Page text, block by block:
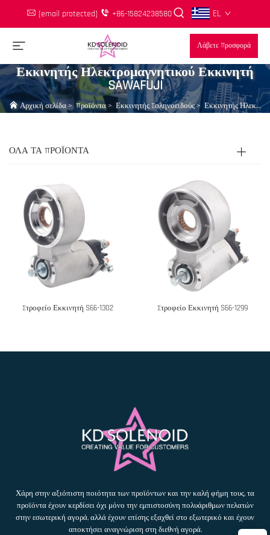
[email protected] +86-15824238580 EL
Λάβετε Προσφορά
Εκκινητής Ηλεκτρομαγνητικού Εκκινητή
SAWAFUJI
Αρχική σελίδα> Προϊόντα> Εκκινητής Σοληνοειδούς> Εκκινητής Ηλεκτρομαγνητικού Εκκινητή SAWAFUJI
ΟΛΑ ΤΑ ΠΡΟΪΟΝΤΑ
Στροφείο Εκκινητή S66-1302 Στροφείο Εκκινητή S66-1299
Χάρη στην αξιόπιστη ποιότητα των προϊόντων και την καλή φήμη τους, τα
προϊόντα έχουν κερδίσει όχι μόνο την εμπιστοσύνη πολυάριθμων πελατών
στην εσωτερική αγορά, αλλά έχουν επίσης εξαχθεί στο εξωτερικό και έχουν
αποκτήσει αναγνώριση στη διεθνή αγορά.